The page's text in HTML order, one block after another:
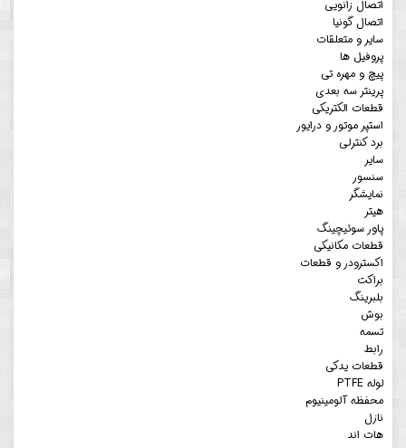
اتصال زانویی
اتصال گونیا
سایر و متعلقات
پروفیل ها
پیچ و مهره تی
پرینتر سه بعدی
قطعات الکتریکی
استپر موتور و درایور
برد کنترلی
سایر
سنسور
نمایشگر
هیتر
پاور سوئیچینگ
قطعات مکانیکی
اکسترودر و قطعات
براکت
بلبرینگ
بوش
تسمه
رابط
قطعات یدکی
لوله PTFE
محفظه آلومینیوم
نازل
هات اند